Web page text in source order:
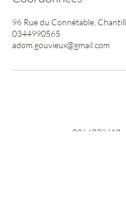
96 Rue du Connétable,
0344990565
adom.gouvieux@gmail.com
0364228412